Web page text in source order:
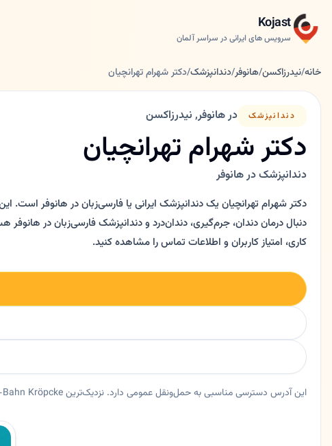
Kojast
سرویس های ایرانی در سراسر آلمان
خانه/نیدرزاکسن/هانوفر/دندانپزشک/دکتر شهرام تهرانچیان
دندانپزشک در هانوفر, نیدرزاکسن
دکتر شهرام تهرانچیان
دندانپزشک در هانوفر
دکتر شهرام تهرانچیان یک دندانپزشک ایرانی یا فارسی‌زبان در هانوفر است.
کاری، امتیاز کاربران و اطلاعات تماس را مشاهده کنید.
این آدرس دسترسی مناسبی به حمل‌ونقل عمومی دارد. نزدیک‌ترین U-Bahn Kröpcke حدود ۱۱۵ متر فاصله دارد.